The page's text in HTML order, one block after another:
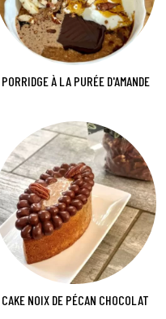
PORRIDGE À LA PURÉE D'AMANDE
CAKE NOIX DE PÉCAN CHOCOLAT